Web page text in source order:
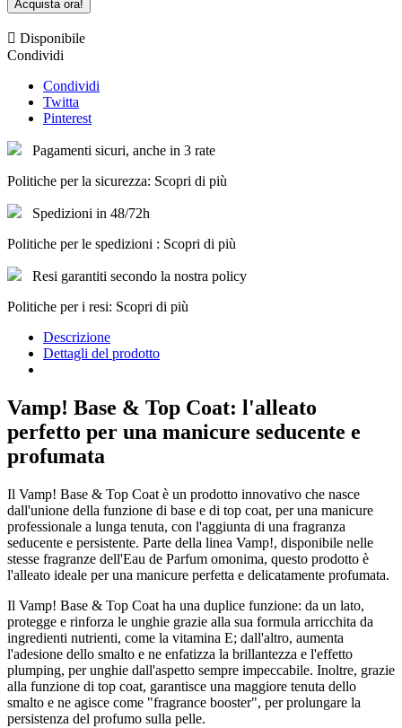
Acquista ora!
 Disponibile
Condividi
Condividi
Twitta
Pinterest
Pagamenti sicuri, anche in 3 rate
Politiche per la sicurezza: Scopri di più
Spedizioni in 48/72h
Politiche per le spedizioni : Scopri di più
Resi garantiti secondo la nostra policy
Politiche per i resi: Scopri di più
Descrizione
Dettagli del prodotto
Vamp! Base & Top Coat: l'alleato
perfetto per una manicure seducente e
profumata
Il Vamp! Base & Top Coat è un prodotto innovativo che nasce
dall'unione della funzione di base e di top coat, per una manicure
professionale a lunga tenuta, con l'aggiunta di una fragranza
seducente e persistente. Parte della linea Vamp!, disponibile nelle
stesse fragranze dell'Eau de Parfum omonima, questo prodotto è
l'alleato ideale per una manicure perfetta e delicatamente profumata.
Il Vamp! Base & Top Coat ha una duplice funzione: da un lato,
protegge e rinforza le unghie grazie alla sua formula arricchita da
ingredienti nutrienti, come la vitamina E; dall'altro, aumenta
l'adesione dello smalto e ne enfatizza la brillantezza e l'effetto
plumping, per unghie dall'aspetto sempre impeccabile. Inoltre, grazie
alla funzione di top coat, garantisce una maggiore tenuta dello
smalto e ne agisce come "fragrance booster", per prolungare la
persistenza del profumo sulla pelle.